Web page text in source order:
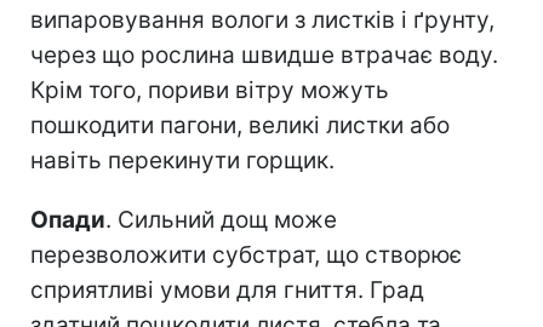
випаровування вологи з листків і ґрунту,
через що рослина швидше втрачає воду.
Крім того, пориви вітру можуть
пошкодити пагони, великі листки або
навіть перекинути горщик.
Опади. Сильний дощ може
перезволожити субстрат, що створює
сприятливі умови для гниття. Град